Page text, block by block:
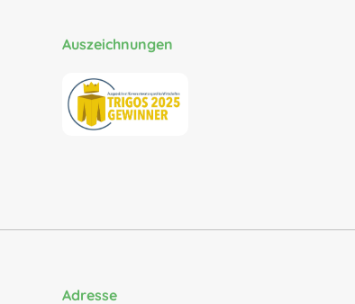
Auszeichnungen
Adresse